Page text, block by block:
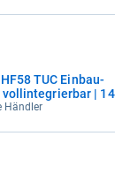
TUC Einbau-
| 14
Händler